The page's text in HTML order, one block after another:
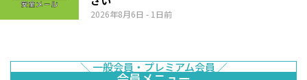
2026年8月6日 - 1日前